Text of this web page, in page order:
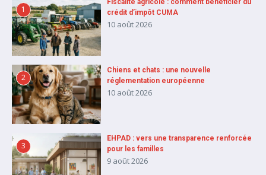
1
crédit d’impôt CUMA
10 août 2026
2
Chiens et chats : une nouvelle
réglementation européenne
10 août 2026
3
EHPAD : vers une transparence renforcée
pour les familles
9 août 2026